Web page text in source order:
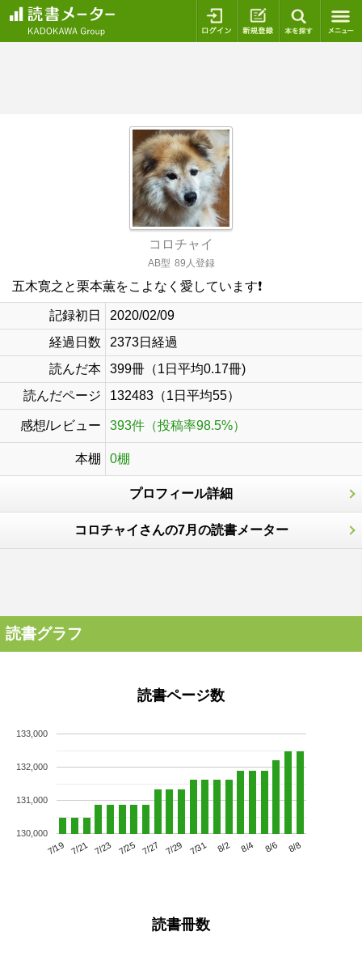
ログイン 新規登録
コロチャイ
AB型 89人登録
五木寛之と栗本薫をこよなく愛しています❗️
記録初日
2020/02/09
経過日数
2373日経過
読んだ本
399冊（1日平均0.17冊)
読んだページ
132483（1日平均55）
感想/レビュー 393件（投稿率98.5%）
本棚 0棚
プロフィール詳細
コロチャイさんの7月の読書メーター
読書グラフ
読書ページ数
7/19 7/21 7/23 7/25 7/27 7/29 7/31 8/2 8/4 8/6 8/8
130,000
131,000
132,000
133,000
読書冊数